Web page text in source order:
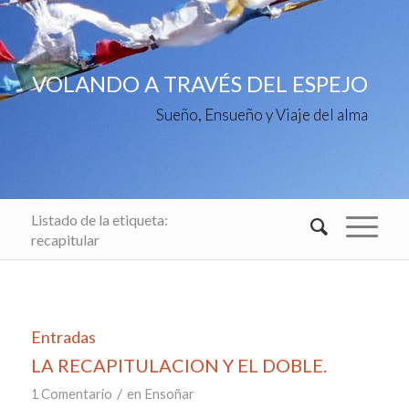
VOLANDO A TRAVÉS DEL ESPEJO
Sueño, Ensueño y Viaje del alma
Listado de la etiqueta:
recapitular
Entradas
LA RECAPITULACION Y EL DOBLE.
1 Comentario / en Ensoñar